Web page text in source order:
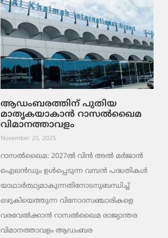
ആഡംബരത്തിന് പുതിയ
മാതൃകയാകാൻ റാസൽഖൈമ
വിമാനത്താവളം
November 20, 2025
റാസൽഖൈമ: 2027ൽ വിൻ അൽ മർജാൻ
ഐലൻഡും ഉൾപ്പെടുന്ന വമ്പൻ പദ്ധതികൾ
യാഥാർത്ഥ്യമാകുന്നതിനോടനുബന്ധിച്ച്
ഒഴുകിയെത്തുന്ന വിനോദസഞ്ചാരികളെ
വരവേൽക്കാൻ റാസൽഖൈമ രാജ്യാന്തര
വിമാനത്താവളം ആഡംബര